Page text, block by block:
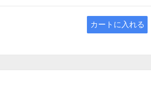
カートに入れる